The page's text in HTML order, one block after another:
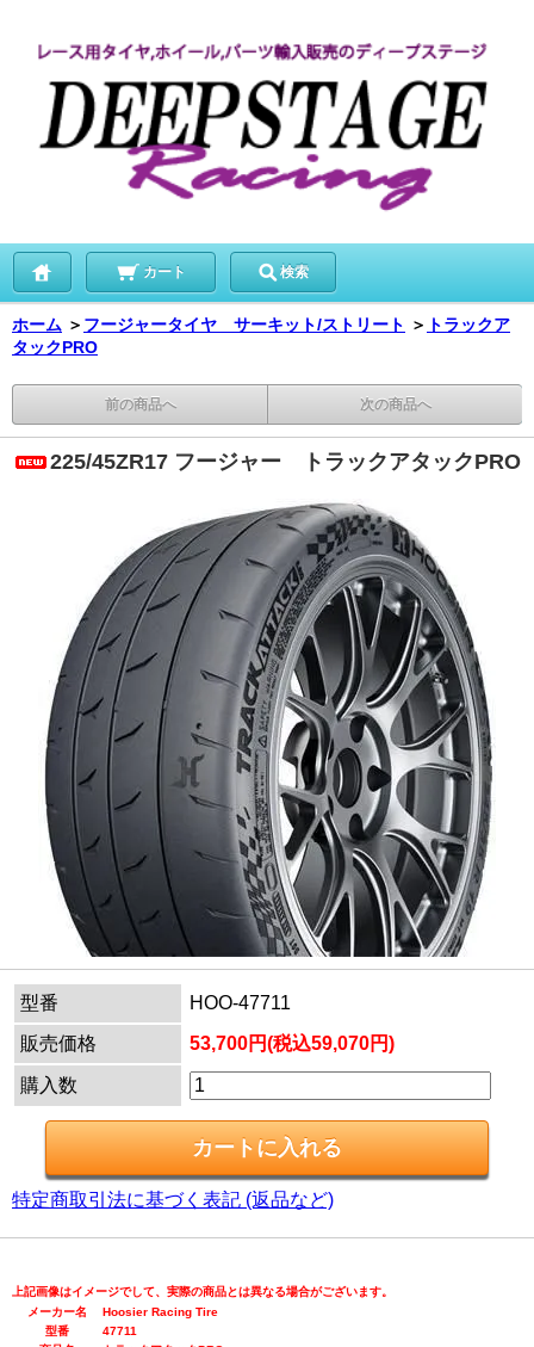
カート 検索
ホーム ＞ フージャータイヤ サーキット/ストリート ＞ トラックア
タックPRO
前の商品へ 次の商品へ
225/45ZR17 フージャー トラックアタックPRO
型番
HOO-47711
販売価格
53,700円(税込59,070円)
購入数
特定商取引法に基づく表記 (返品など)
上記画像はイメージでして、実際の商品とは異なる場合がございます。
メーカー名
Hoosier Racing Tire
型番
47711